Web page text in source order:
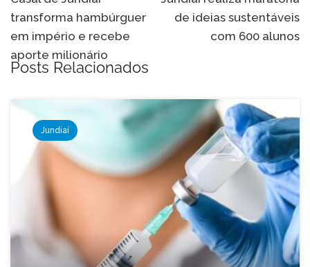
Post
transforma hambúrguer
em império e recebe
aporte milionário
de ideias sustentáveis
com 600 alunos
Posts Relacionados
Jundiaí